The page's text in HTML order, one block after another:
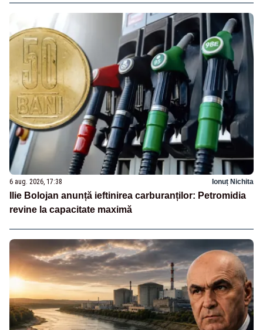
6 aug. 2026, 17:38 Ionuț Nichita
Ilie Bolojan anunță ieftinirea carburanților: Petromidia
revine la capacitate maximă